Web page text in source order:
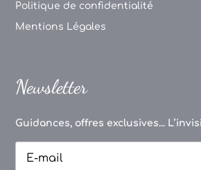
Politique de confidentialité
Mentions Légales
Newsletter
Guidances, offres exclusives...